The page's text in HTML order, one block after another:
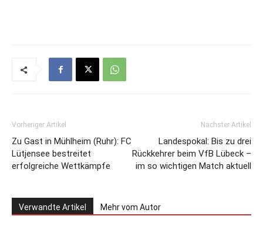
Vorheriger Artikel
Zu Gast in Mühlheim (Ruhr): FC
Lütjensee bestreitet
erfolgreiche Wettkämpfe
Nächster Artikel
Landespokal: Bis zu drei
Rückkehrer beim VfB Lübeck –
im so wichtigen Match aktuell
Verwandte Artikel Mehr vom Autor